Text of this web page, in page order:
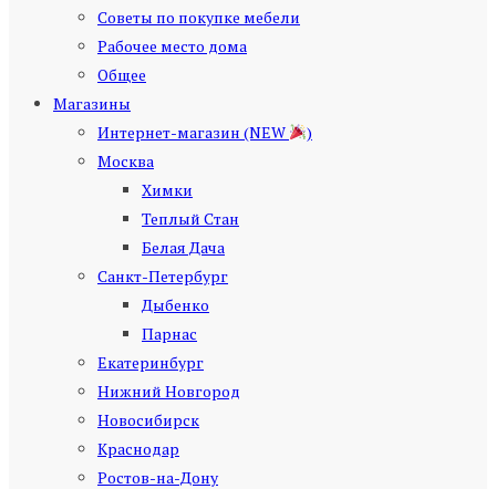
Советы по покупке мебели
Рабочее место дома
Общее
Магазины
Интернет-магазин (NEW
)
Москва
Химки
Теплый Стан
Белая Дача
Санкт-Петербург
Дыбенко
Парнас
Екатеринбург
Нижний Новгород
Новосибирск
Краснодар
Ростов-на-Дону